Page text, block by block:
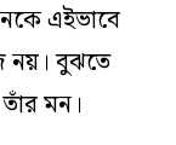
এইভাবে
নয়। বুঝতে
মন।